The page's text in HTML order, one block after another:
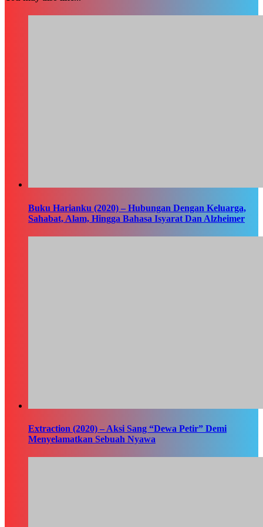
Buku Harianku (2020) – Hubungan Dengan Keluarga,
Sahabat, Alam, Hingga Bahasa Isyarat Dan Alzheimer
Extraction (2020) – Aksi Sang “Dewa Petir” Demi
Menyelamatkan Sebuah Nyawa